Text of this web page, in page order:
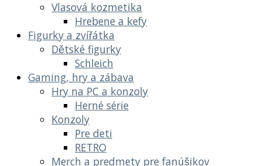
Vlasová kozmetika
Hrebene a kefy
Figurky a zvířátka
Dětské figurky
Schleich
Gaming, hry a zábava
Hry na PC a konzoly
Herné série
Konzoly
Pre deti
RETRO
Merch a predmety pre fanúšikov